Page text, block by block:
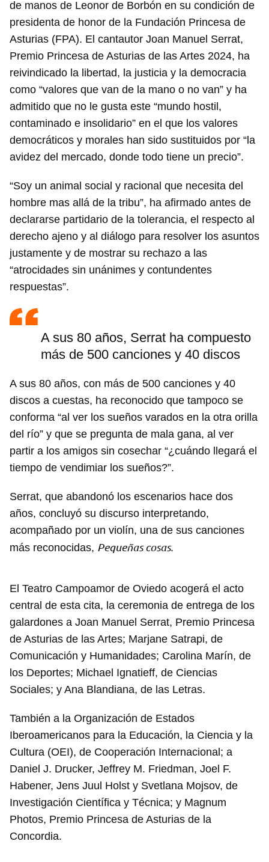
de manos de Leonor de Borbón en su condición de
presidenta de honor de la Fundación Princesa de
Asturias (FPA). El cantautor Joan Manuel Serrat,
Premio Princesa de Asturias de las Artes 2024, ha
reivindicado la libertad, la justicia y la democracia
como “valores que van de la mano o no van” y ha
admitido que no le gusta este “mundo hostil,
contaminado e insolidario” en el que los valores
democráticos y morales han sido sustituidos por “la
avidez del mercado, donde todo tiene un precio”.
“Soy un animal social y racional que necesita del
hombre mas allá de la tribu”, ha afirmado antes de
declararse partidario de la tolerancia, el respecto al
derecho ajeno y al diálogo para resolver los asuntos
justamente y de mostrar su rechazo a las
“atrocidades sin unánimes y contundentes
respuestas”.
A sus 80 años, Serrat ha compuesto
más de 500 canciones y 40 discos
A sus 80 años, con más de 500 canciones y 40
discos a cuestas, ha reconocido que tampoco se
conforma “al ver los sueños varados en la otra orilla
del río” y que se pregunta de mala gana, al ver
partir a los amigos sin cosechar “¿cuándo llegará el
tiempo de vendimiar los sueños?”.
Serrat, que abandonó los escenarios hace dos
años, concluyó su discurso interpretando,
acompañado por un violín, una de sus canciones
más reconocidas, Pequeñas cosas.
El Teatro Campoamor de Oviedo acogerá el acto
central de esta cita, la ceremonia de entrega de los
galardones a Joan Manuel Serrat, Premio Princesa
de Asturias de las Artes; Marjane Satrapi, de
Comunicación y Humanidades; Carolina Marín, de
los Deportes; Michael Ignatieff, de Ciencias
Sociales; y Ana Blandiana, de las Letras.
También a la Organización de Estados
Iberoamericanos para la Educación, la Ciencia y la
Cultura (OEI), de Cooperación Internacional; a
Daniel J. Drucker, Jeffrey M. Friedman, Joel F.
Habener, Jens Juul Holst y Svetlana Mojsov, de
Investigación Científica y Técnica; y Magnum
Photos, Premio Princesa de Asturias de la
Concordia.